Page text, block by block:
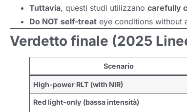
Tuttavia, questi studi utilizzano carefully
Do NOT self-treat eye conditions without
Verdetto finale (2025
Scenario
High-power RLT (with NIR)
Red light-only (bassa intensità)